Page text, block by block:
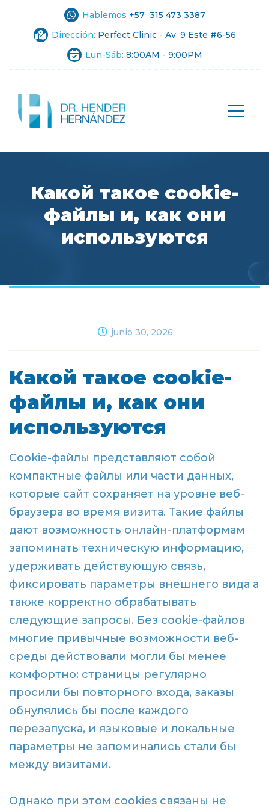
Hablemos +57 315 473 3387
Dirección: Perfect Clinic - Av. 9 Este #6-56
Lun-Sáb: 8:00AM - 9:00PM
Какой такое cookie-
файлы и, как они
используются
junio 30, 2026
Какой такое cookie-
файлы и, как они
используются
Cookie-файлы представляют собой
компактные файлы или части данных,
которые сайт сохраняет на уровне веб-
браузера во время визита. Такие файлы
дают возможность онлайн-платформам
запоминать техническую информацию,
удерживать действующую связь,
фиксировать параметры внешнего вида а
также корректно обрабатывать
следующие запросы. Без cookie-файлов
многие привычные возможности веб-
среды действовали могли бы менее
комфортно: страницы регулярно
просили бы повторного входа, заказы
обнулялись бы после каждого
перезапуска, и языковые и локальные
параметры не запоминались стали бы
между визитами.
Однако при этом cookies связаны не